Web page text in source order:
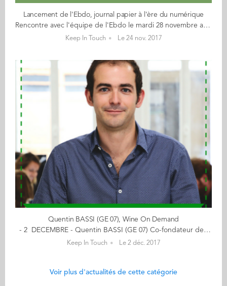
Lancement de l'Ebdo, journal papier à l'ère du numérique
Rencontre avec l'équipe de l'Ebdo le mardi 28 novembre au Mediacampus. Ebdo, c’est un journal papier à l’ère du numérique, sans publicité et totalement indépendant. Le premier numéro sortira le 12 janvier 2018, disponible en kiosque et sur abonnement. Ebdo parlera de l'actualité mais aussi des choses du quotidien et des initiatives solidaires, pour nous donner envie de faire avec nos mains et d'agir avec les autres. A l’occasion d’une soirée conçue en partenariat avec le Club de la Presse de Nantes et Audencia Business School, venez rencontrer l’équipe fondatrice d’Ebdo pour débattre des grandes questions du journalisme. Qu’attendez-vous d’Ebdo ? Pourquoi faire le choix du papier ? Quel business model ? Quelle place accorder au numérique ? En quoi Ebdo peut-il ré-enchanter le journalisme et redonner confiance aux médias ? Autant de questions à poser directement à l’équipe présente sur le MEDIACAMPUS d’Audencia le 28 novembre ! Inscription par ici.
Keep In Touch Le 24 nov. 2017
Quentin BASSI (GE 07), Wine On Demand
- 2 DECEMBRE - Quentin BASSI (GE 07) Co-fondateur de Wine On Demand Offrez-vous votre vin de Noël en cliquant ici "En 2014, j'avais l'idée d'une boîte. Wine On Demand était au début une aventure, c'est maintenant une entreprise". Ce passionné de vin, qui fête aujourd'hui même ses 10 ans de diplôme avec sa promo, nous raconte son parcours en images... << (re)découvrez l'ensemble de votre CALENDRIER DE L'AVENT ici >> Découvrez les entreprises des entrepreneurs ici...
Keep In Touch Le 2 déc. 2017
Voir plus d'actualités de cette catégorie